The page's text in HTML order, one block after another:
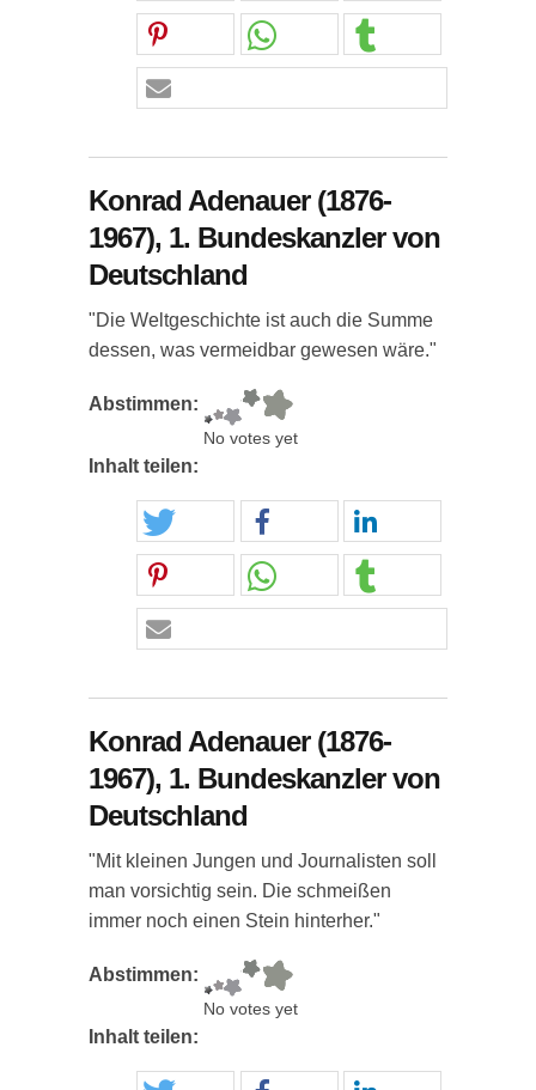
Konrad Adenauer (1876-
1967), 1. Bundeskanzler von
Deutschland
"Die Weltgeschichte ist auch die Summe
dessen, was vermeidbar gewesen wäre."
Abstimmen:
No votes yet
Inhalt teilen:
Konrad Adenauer (1876-
1967), 1. Bundeskanzler von
Deutschland
"Mit kleinen Jungen und Journalisten soll
man vorsichtig sein. Die schmeißen
immer noch einen Stein hinterher."
Abstimmen:
No votes yet
Inhalt teilen: